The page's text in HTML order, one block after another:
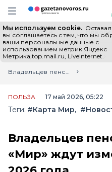
Информационный портал
Навигация сайта
Мы используем cookie.
вы соглашаетесь с тем, что мы
ваши персональные данные с
использованием метрик Яндекс
Метрика,top.mail.ru, LiveInternet.
Все новости
Главная
Лента новостей
Владельцев пенсионных карт «Мир» ждут изменения с июня 2026 года
ПОЛЬЗА 17 май 2026, 05:22
Теги: #Карта Мир
Владельцев
«Мир» ждут